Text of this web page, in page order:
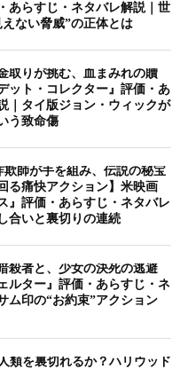
あらすじ・ネタバレ解説｜世
ない脅威”の正体とは
取りが挑む、血まみれの贖
ット・コレクター』評価・あ
｜タイ版ジョン・ウィックが
う致命傷
欺師が手を組み、伝説の秘宝
る痛快アクション】米映画
』評価・あらすじ・ネタバレ
合いと裏切りの連続
殺者と、少女の決死の逃避
ルター』評価・あらすじ・ネ
ム印の“お約束”アクション
類を裏切れるか？ハリウッド